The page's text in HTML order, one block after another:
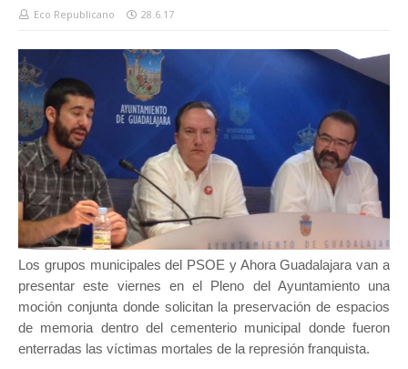
Eco Republicano 28.6.17
Los grupos municipales del PSOE y Ahora Guadalajara van a
presentar este viernes en el Pleno del Ayuntamiento una
moción conjunta donde solicitan la preservación de espacios
de memoria dentro del cementerio municipal donde fueron
enterradas las víctimas mortales de la represión franquista.